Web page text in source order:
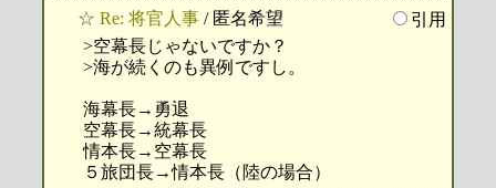
☆ Re: 将官人事 / 匿名希望
引用
>空幕長じゃないですか？
>海が続くのも異例ですし。
海幕長→勇退
空幕長→統幕長
情本長→空幕長
５旅団長→情本長（陸の場合）